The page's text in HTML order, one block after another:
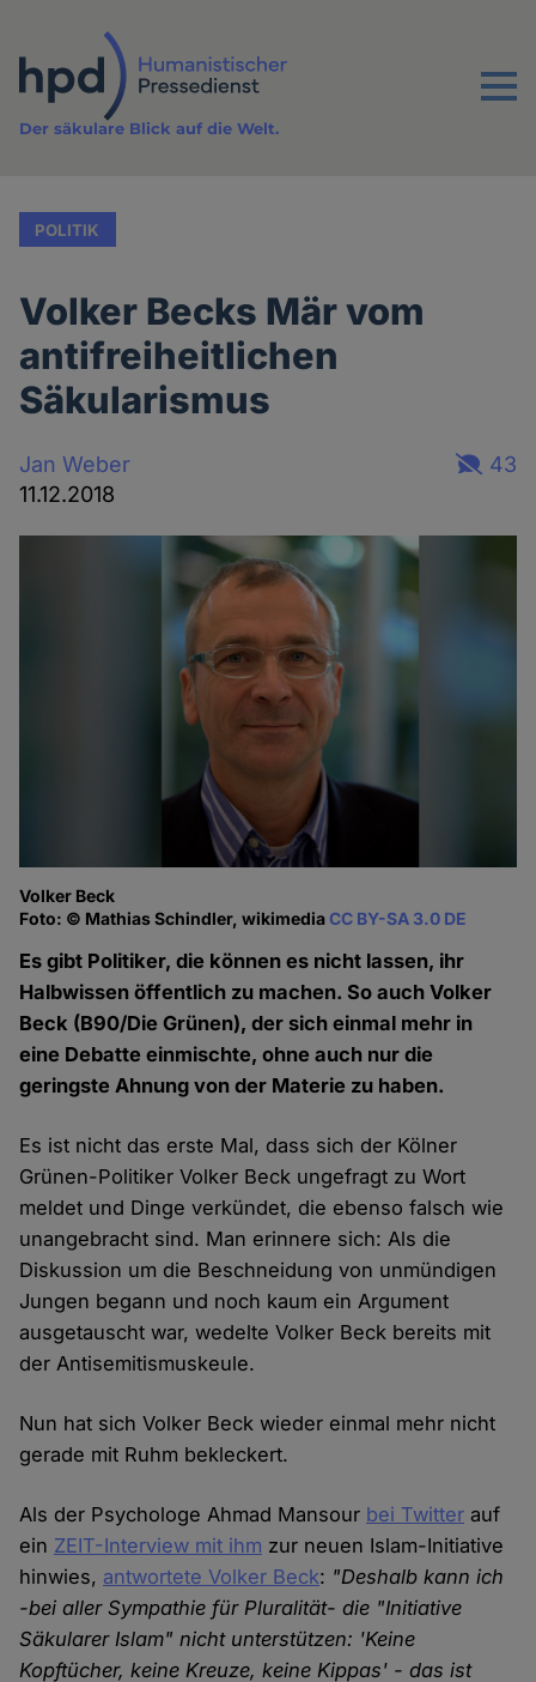
Inhalt
Menu
Der säkulare Blick auf die Welt.
POLITIK
Volker Becks Mär vom
antifreiheitlichen
Säkularismus
Jan Weber
11.12.2018
43
Volker Beck
Foto: © Mathias Schindler, wikimediaCC BY-SA 3.0 DE
Es gibt Politiker, die können es nicht lassen, ihr
Halbwissen öffentlich zu machen. So auch Volker
Beck (B90/Die Grünen), der sich einmal mehr in
eine Debatte einmischte, ohne auch nur die
geringste Ahnung von der Materie zu haben.
Es ist nicht das erste Mal, dass sich der Kölner
Grünen-Politiker Volker Beck ungefragt zu Wort
meldet und Dinge verkündet, die ebenso falsch wie
unangebracht sind. Man erinnere sich: Als die
Diskussion um die Beschneidung von unmündigen
Jungen begann und noch kaum ein Argument
ausgetauscht war, wedelte Volker Beck bereits mit
der Antisemitismuskeule.
Nun hat sich Volker Beck wieder einmal mehr nicht
gerade mit Ruhm bekleckert.
Als der Psychologe Ahmad Mansour bei Twitter auf
ein ZEIT-Interview mit ihm zur neuen Islam-Initiative
hinwies, antwortete Volker Beck: "Deshalb kann ich
-bei aller Sympathie für Pluralität- die "Initiative
Säkularer Islam" nicht unterstützen: 'Keine
Kopftücher, keine Kreuze, keine Kippas' - das ist